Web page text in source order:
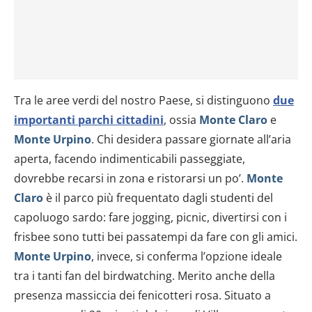
Tra le aree verdi del nostro Paese, si distinguono due
importanti parchi cittadini, ossia Monte Claro e
Monte Urpino. Chi desidera passare giornate all’aria
aperta, facendo indimenticabili passeggiate,
dovrebbe recarsi in zona e ristorarsi un po’. Monte
Claro è il parco più frequentato dagli studenti del
capoluogo sardo: fare jogging, picnic, divertirsi con i
frisbee sono tutti bei passatempi da fare con gli amici.
Monte Urpino, invece, si conferma l’opzione ideale
tra i tanti fan del birdwatching. Merito anche della
presenza massiccia dei fenicotteri rosa. Situato a